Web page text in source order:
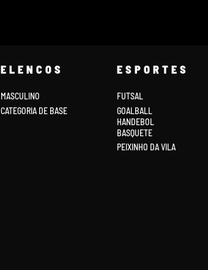
ELENCOS
MASCULINO
CATEGORIA DE BASE
ESPORTES
FUTSAL
GOALBALL
HANDEBOL
BASQUETE
PEIXINHO DA VILA